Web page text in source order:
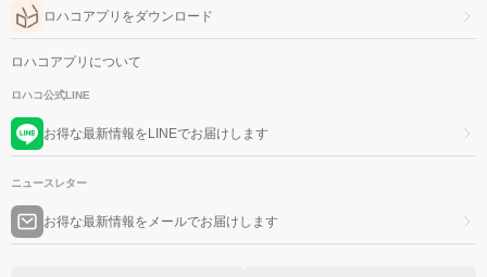
ロハコアプリをダウンロード
ロハコアプリについて
ロハコ公式LINE
お得な最新情報をLINEでお届けします
ニュースレター
お得な最新情報をメールでお届けします